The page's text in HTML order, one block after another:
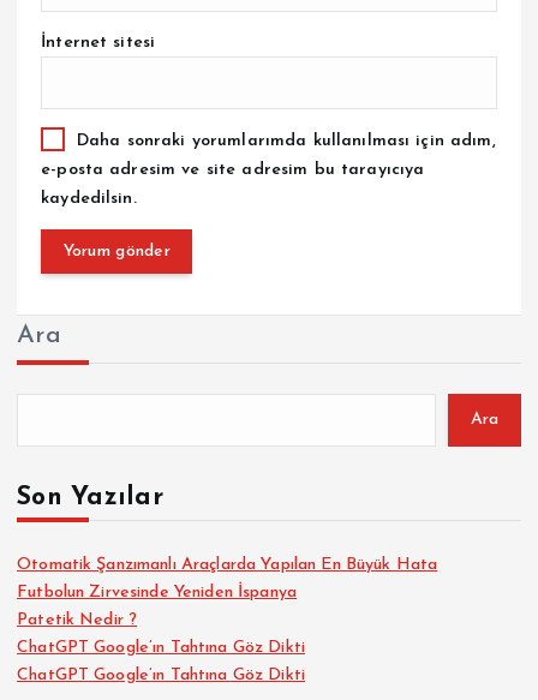
İnternet sitesi
Daha sonraki yorumlarımda kullanılması için adım,
e-posta adresim ve site adresim bu tarayıcıya
kaydedilsin.
Ara
Ara
Son Yazılar
Otomatik Şanzımanlı Araçlarda Yapılan En Büyük Hata
Futbolun Zirvesinde Yeniden İspanya
Patetik Nedir ?
ChatGPT Google’ın Tahtına Göz Dikti
ChatGPT Google’ın Tahtına Göz Dikti